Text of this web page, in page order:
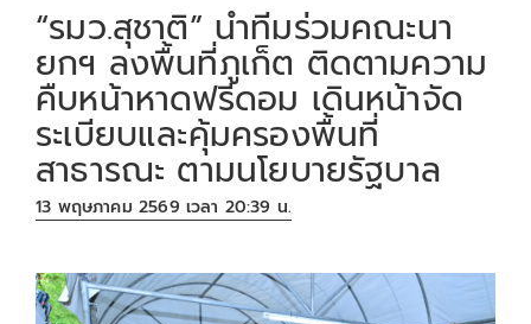
“รมว.สุชาติ” นำทีมร่วมคณะนา
ยกฯ ลงพื้นที่ภูเก็ต ติดตามความ
คืบหน้าหาดฟรีดอม เดินหน้าจัด
ระเบียบและคุ้มครองพื้นที่
สาธารณะ ตามนโยบายรัฐบาล
13 พฤษภาคม 2569 เวลา 20:39 น.